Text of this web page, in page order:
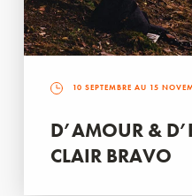
10 SEPTEMBRE AU 15
D’AMOUR &
CLAIR BRAVO